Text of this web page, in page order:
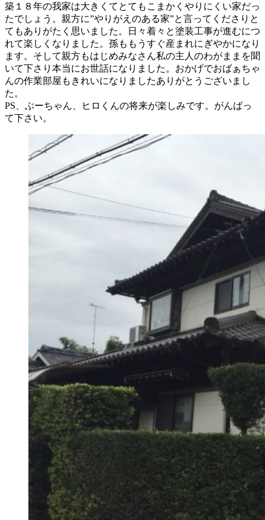
築１８年の我家は大きくてとてもこまかくやりにくい家だっ
たでしょう。親方に”やりがえのある家”と言ってくださりと
てもありがたく思いました。日々着々と塗装工事が進むにつ
れて楽しくなりました。孫ももうすぐ産まれにぎやかになり
ます。そして親方もはじめみなさん私の主人のわがままを聞
いて下さり本当にお世話になりました。おかげでおばぁちゃ
んの作業部屋もきれいになりましたありがとうございまし
た。
PS、ぶーちゃん、ヒロくんの将来が楽しみです。がんばっ
て下さい。